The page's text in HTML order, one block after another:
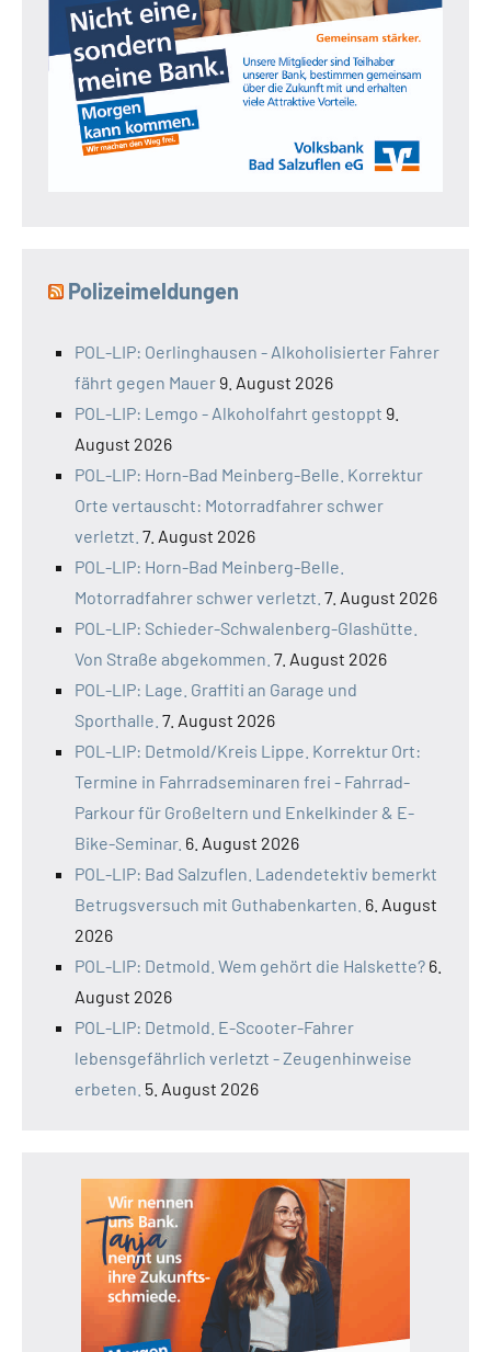
Polizeimeldungen
POL-LIP: Oerlinghausen - Alkoholisierter Fahrer
fährt gegen Mauer 9. August 2026
POL-LIP: Lemgo - Alkoholfahrt gestoppt 9.
August 2026
POL-LIP: Horn-Bad Meinberg-Belle. Korrektur
Orte vertauscht: Motorradfahrer schwer
verletzt. 7. August 2026
POL-LIP: Horn-Bad Meinberg-Belle.
Motorradfahrer schwer verletzt. 7. August 2026
POL-LIP: Schieder-Schwalenberg-Glashütte.
Von Straße abgekommen. 7. August 2026
POL-LIP: Lage. Graffiti an Garage und
Sporthalle. 7. August 2026
POL-LIP: Detmold/Kreis Lippe. Korrektur Ort:
Termine in Fahrradseminaren frei - Fahrrad-
Parkour für Großeltern und Enkelkinder & E-
Bike-Seminar. 6. August 2026
POL-LIP: Bad Salzuflen. Ladendetektiv bemerkt
Betrugsversuch mit Guthabenkarten. 6. August
2026
POL-LIP: Detmold. Wem gehört die Halskette? 6.
August 2026
POL-LIP: Detmold. E-Scooter-Fahrer
lebensgefährlich verletzt - Zeugenhinweise
erbeten. 5. August 2026